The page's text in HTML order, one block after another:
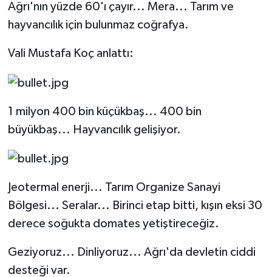
Ağrı'nın yüzde 60'ı çayır... Mera... Tarım ve
hayvancılık için bulunmaz coğrafya.
Vali Mustafa Koç anlattı:
1 milyon 400 bin küçükbaş... 400 bin
büyükbaş... Hayvancılık gelişiyor.
Jeotermal enerji... Tarım Organize Sanayi
Bölgesi... Seralar... Birinci etap bitti, kışın eksi 30
derece soğukta domates yetiştireceğiz.
Geziyoruz... Dinliyoruz... Ağrı'da devletin ciddi
desteği var.